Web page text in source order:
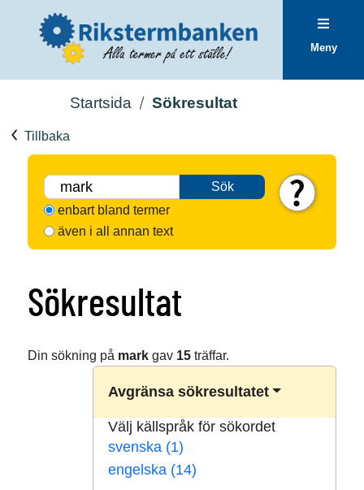
Meny
Startsida Sökresultat
Tillbaka
Sök
enbart bland termer
även i all annan text
Sökresultat
Din sökning på markgav 15träffar.
Avgränsa sökresultatet
Välj källspråk för sökordet
svenska (1)
engelska (14)